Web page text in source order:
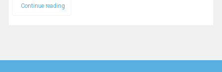
Continue reading